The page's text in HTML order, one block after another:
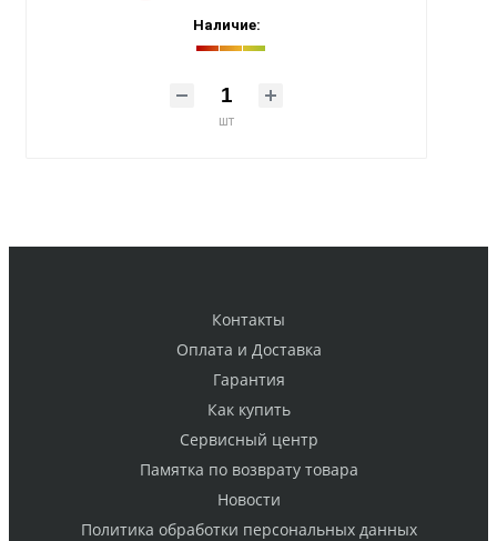
Наличие:
шт
Контакты
Оплата и Доставка
Гарантия
Как купить
Cервисный центр
Памятка по возврату товара
Новости
Политика обработки персональных данных